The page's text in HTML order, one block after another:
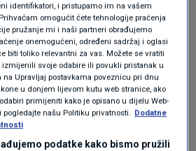
silikon u otvor brave
ključni dio. Zatim uzmite
hladan zrak prema
silikon i zalijepiti ga za
stvrdne, pažljivo izvucite
identifikatori, i pristupamo im na vašem
omogućit ćete tehnologije praćenja
pružanje mi i naši partneri obrađujemo
onemogućeni, određeni sadržaj i oglasi
biti toliko relevantni za vas. Možete se vratiti
izmijenili svoje odabire ili povukli pristanak u
Upravljaj postavkama poveznicu pri dnu
u donjem lijevom kutu web stranice, ako
primijeniti kako je opisano u dijelu Web-
našu Politiku privatnosti. Dodatne
podatke kako bismo pružili